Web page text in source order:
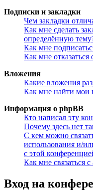
Подписки и закладки
Чем закладки
Как мне сделать
определённую
Как мне
Как мне отказаться
Вложения
Какие вложения
Как мне найти мои
Информация о phpBB
Кто написал эту
Почему здесь нет
С кем можно
использования и/
с этой
Как мне связаться
Вход на